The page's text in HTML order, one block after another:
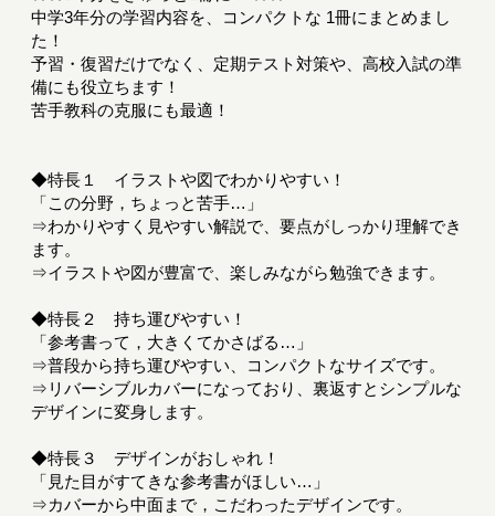
中学3年分の学習内容を、コンパクトな 1冊にまとめまし
た！
予習・復習だけでなく、定期テスト対策や、高校入試の準
備にも役立ちます！
苦手教科の克服にも最適！
◆特長１ イラストや図でわかりやすい！
「この分野，ちょっと苦手…」
⇒わかりやすく見やすい解説で、要点がしっかり理解でき
ます。
⇒イラストや図が豊富で、楽しみながら勉強できます。
◆特長２ 持ち運びやすい！
「参考書って，大きくてかさばる…」
⇒普段から持ち運びやすい、コンパクトなサイズです。
⇒リバーシブルカバーになっており、裏返すとシンプルな
デザインに変身します。
◆特長３ デザインがおしゃれ！
「見た目がすてきな参考書がほしい…」
⇒カバーから中面まで，こだわったデザインです。